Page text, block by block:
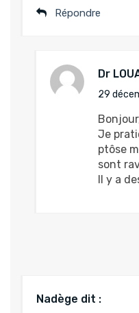
Nadège dit :
Répondre
Dr
29
Je
ptôse
sont
Il y a